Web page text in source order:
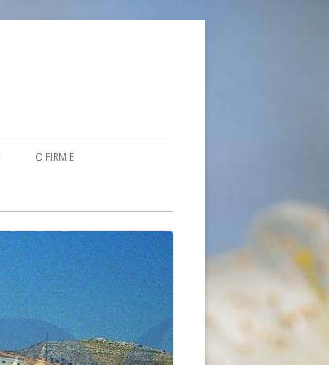
O FIRMIE